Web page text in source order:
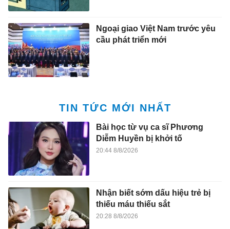
Ngoại giao Việt Nam trước yêu
cầu phát triển mới
TIN TỨC MỚI NHẤT
Bài học từ vụ ca sĩ Phương
Diễm Huyền bị khởi tố
20:44 8/8/2026
Nhận biết sớm dấu hiệu trẻ bị
thiếu máu thiếu sắt
20:28 8/8/2026